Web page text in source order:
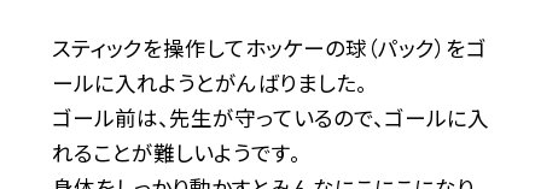
スティックを操作してホッケーの球（パック）をゴ
ールに入れようとがんばりました。
ゴール前は、先生が守っているので、ゴールに入
れることが難しいようです。